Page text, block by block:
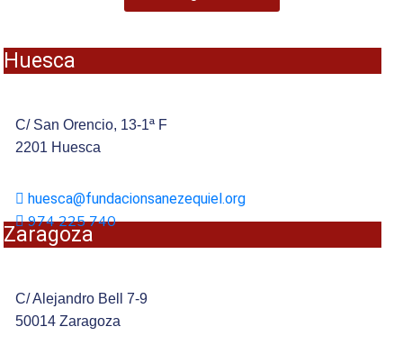
Huesca
C/ San Orencio, 13-1ª F
2201 Huesca
huesca@fundacionsanezequiel.org
974 225 740
Zaragoza
C/ Alejandro Bell 7-9
50014 Zaragoza